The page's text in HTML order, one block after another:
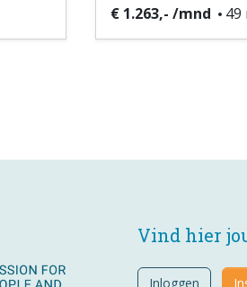
€ 1.263,- /mnd 49
Vind hier
Inloggen